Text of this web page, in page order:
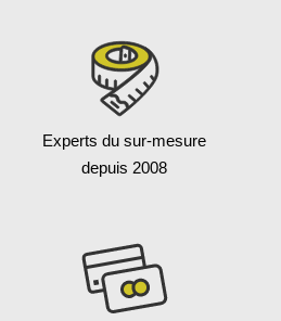
Experts du sur-mesure
depuis 2008